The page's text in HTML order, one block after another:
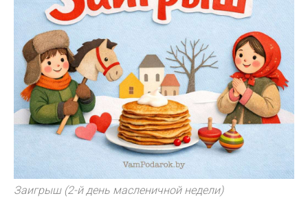
Заигрыш (2-й день масленичной недели)